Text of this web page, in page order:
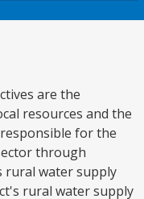
are the
resources and the
for the
through
rural water supply
rural water supply